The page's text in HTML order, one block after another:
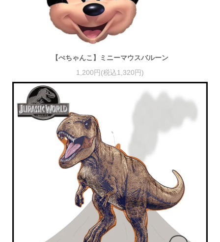
【ぺちゃんこ】ミニーマウスバルーン
1,200円(税込1,320円)